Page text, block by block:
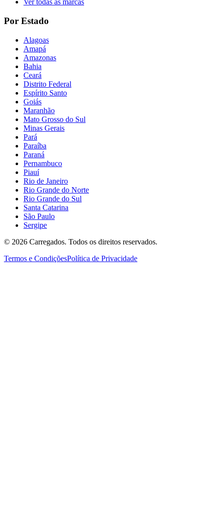
Ver todas as marcas
Por Estado
Alagoas
Amapá
Amazonas
Bahia
Ceará
Distrito Federal
Espírito Santo
Goiás
Maranhão
Mato Grosso do Sul
Minas Gerais
Pará
Paraíba
Paraná
Pernambuco
Piauí
Rio de Janeiro
Rio Grande do Norte
Rio Grande do Sul
Santa Catarina
São Paulo
Sergipe
© 2026 Carregados. Todos os direitos reservados.
Termos e CondiçõesPolítica de Privacidade